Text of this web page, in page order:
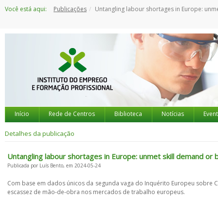
paraVocê está aqui: Publicações Untangling labour shortages in Europe: unmet skill demand or bad
Início Rede de Centros Biblioteca Notícias
Detalhes da publicação
Untangling labour shortages in Europe: unmet skill demand or
Publicada por Luís Bento, em 2024-05-24
Com base em dados únicos da segunda vaga do Inquérito Europeu sobre
escassez de mão-de-obra nos mercados de trabalho europeus.